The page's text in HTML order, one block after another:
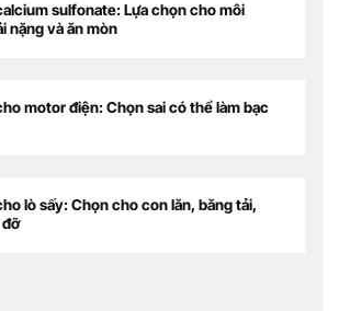
sulfonate: Lựa chọn cho môi
nặng và ăn mòn
motor điện: Chọn sai có thể làm bạc
lò sấy: Chọn cho con lăn, băng tải,
đỡ